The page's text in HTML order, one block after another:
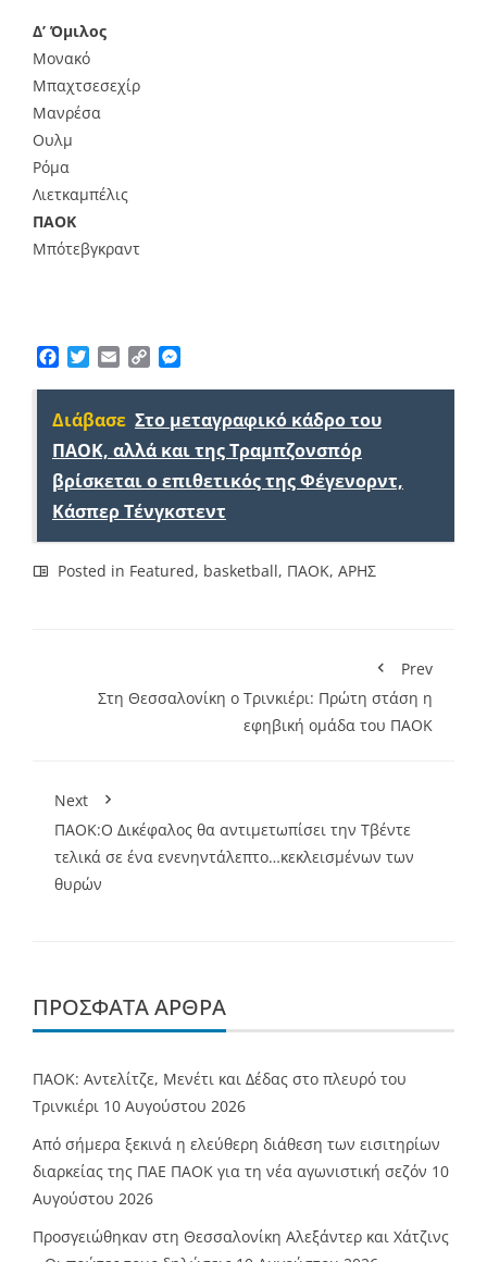
Δ’ Όμιλος
Μονακό
Μπαχτσεσεχίρ
Μανρέσα
Ουλμ
Ρόμα
Λιετκαμπέλις
ΠΑΟΚ
Μπότεβγκραντ
Facebook
TwitterEmailCopy
Διάβασε Στο μεταγραφικό κάδρο του
ΠΑΟΚ, αλλά και της Τραμπζονσπόρ
βρίσκεται ο επιθετικός της Φέγενορντ,
Κάσπερ Τένγκστεντ
Posted in Featured, basketball, ΠΑΟΚ, ΑΡΗΣ
Prev
Στη Θεσσαλονίκη ο Τρινκιέρι: Πρώτη στάση η
εφηβική ομάδα του ΠΑΟΚ
Next
ΠΑΟΚ:O Δικέφαλος θα αντιμετωπίσει την Τβέντε
τελικά σε ένα ενενηντάλεπτο…κεκλεισμένων των
θυρών
ΠΡΌΣΦΑΤΑ ΆΡΘΡΑ
ΠΑΟΚ: Αντελίτζε, Μενέτι και Δέδας στο πλευρό του
Τρινκιέρι 10 Αυγούστου 2026
Από σήμερα ξεκινά η ελεύθερη διάθεση των εισιτηρίων
διαρκείας της ΠΑΕ ΠΑΟΚ για τη νέα αγωνιστική σεζόν 10
Αυγούστου 2026
Προσγειώθηκαν στη Θεσσαλονίκη Αλεξάντερ και Χάτζινς